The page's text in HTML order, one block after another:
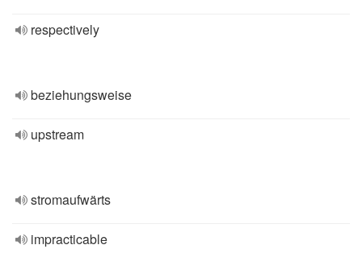
respectively
beziehungsweise
upstream
stromaufwärts
impracticable